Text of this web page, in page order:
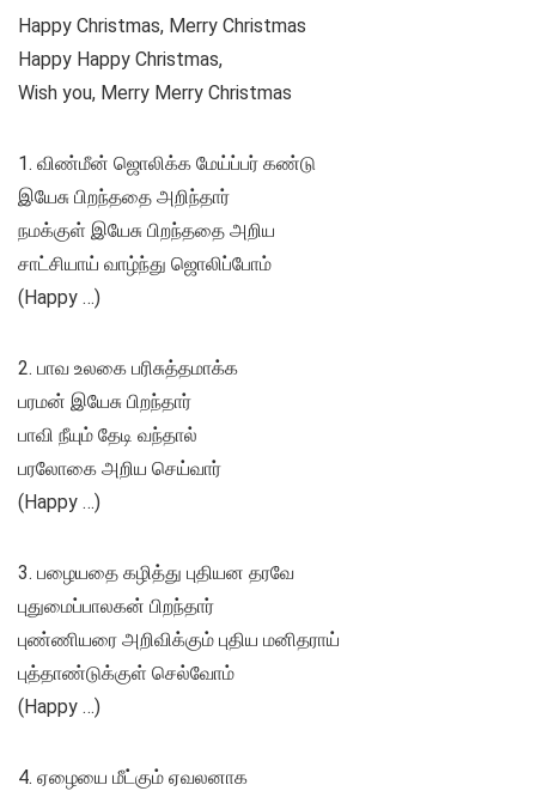
Happy Christmas, Merry Christmas
Happy Happy Christmas,
Wish you, Merry Merry Christmas
1. விண்மீன் ஜொலிக்க மேய்ப்பர் கண்டு
இயேசு பிறந்ததை அறிந்தார்
நமக்குள் இயேசு பிறந்ததை அறிய
சாட்சியாய் வாழ்ந்து ஜொலிப்போம்
(Happy …)
2. பாவ உலகை பரிசுத்தமாக்க
பரமன் இயேசு பிறந்தார்
பாவி நீயும் தேடி வந்தால்
பரலோகை அறிய செய்வார்
(Happy …)
3. பழையதை கழித்து புதியன தரவே
புதுமைப்பாலகன் பிறந்தார்
புண்ணியரை அறிவிக்கும் புதிய மனிதராய்
புத்தாண்டுக்குள் செல்வோம்
(Happy …)
4. ஏழையை மீட்கும் ஏவலனாக